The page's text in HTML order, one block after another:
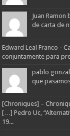
Juan
de carta de
Edward Leal Franco -
conjuntamente para
pablo
que
[Chroniques] –
[…] Pedro Uc,
19...